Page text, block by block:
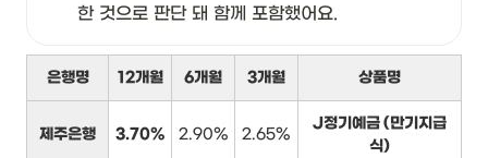
한 것으로 판단 돼 함께 포함했어요.
은행명 12개월 6개월 3개월 상품명
제주은행 3.70% 2.90% 2.65%
J정기예금 (만기지급
식)